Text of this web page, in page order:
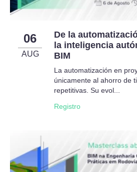
06
AUG
De la
la inteligencia
BIM
La automatización en
únicamente al ahorro de
repetitivas. Su evol...
Registro